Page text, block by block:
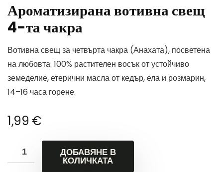
Ароматизирана вотивна свещ
4-та чакра
Вотивна свещ за четвърта чакра (Анахата), посветена
на любовта. 100% растителен восък от устойчиво
земеделие, етерични масла от кедър, ела и розмарин,
14–16 часа горене.
1,99 €
ДОБАВЯНЕ В
КОЛИЧКАТА